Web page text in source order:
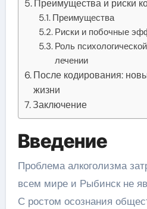
Преимущества и риски
Преимущества
Риски и побочные
Роль
лечении
После кодирования:
жизни
Заключение
Введение
Проблема алкоголизма затрагивает людей во
всем мире и Рыбинск не
С ростом осознания